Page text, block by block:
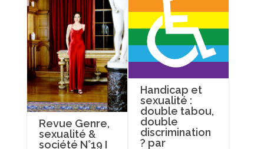
Revue Genre,
sexualité &
société N°19 I
Handicap et
sexualité :
double tabou,
double
discrimination
? par